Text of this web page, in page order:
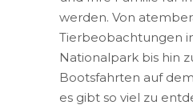
werden. Von
Tierbeobachtungen
Nationalpark bis hin
Bootsfahrten auf
es gibt so viel zu